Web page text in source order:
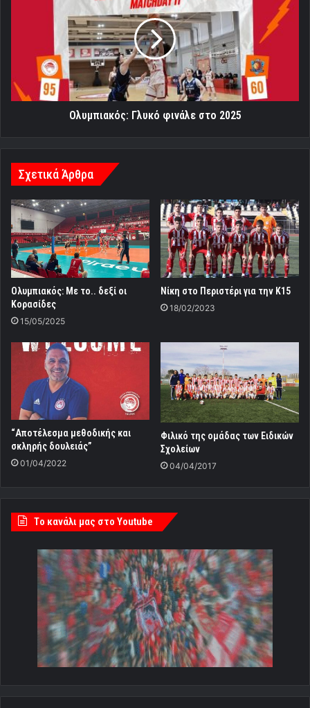
Ολυμπιακός: Γλυκό φινάλε στο 2025
Σχετικά Άρθρα
Ολυμπιακός: Με το.. δεξί οι
Κορασίδες
15/05/2025
Νίκη στο Περιστέρι για την Κ15
18/02/2023
“Αποτέλεσμα μεθοδικής και
σκληρής δουλειάς”
01/04/2022
Φιλικό της ομάδας των Ειδικών
Σχολείων
04/04/2017
Tο κανάλι μας στο Youtube